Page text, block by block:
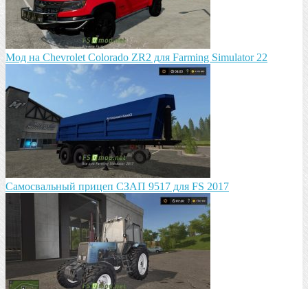
Мод на Chevrolet Colorado ZR2 для Farming Simulator 22
Самосвальный прицеп СЗАП 9517 для FS 2017